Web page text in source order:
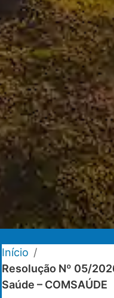
Início /
Resolução Nº 05/
Saúde – COMSAÚDE